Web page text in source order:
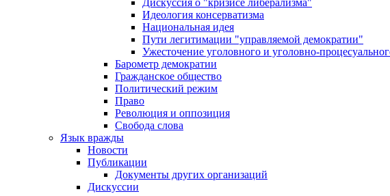
Дискуссия о "кризисе либерализма"
Идеология консерватизма
Национальная идея
Пути легитимации "управляемой демократии"
Ужесточение уголовного и уголовно-
Барометр демократии
Гражданское общество
Политический режим
Право
Революция и оппозиция
Свобода слова
Язык вражды
Новости
Публикации
Документы других организаций
Дискуссии